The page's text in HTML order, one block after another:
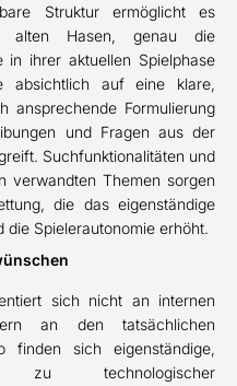
Struktur ermöglicht es
alten Hasen, genau die
ihrer aktuellen Spielphase
absichtlich auf eine klare,
ansprechende Formulierung
und Fragen aus der
Suchfunktionalitäten und
verwandten Themen sorgen
die das eigenständige
Spielerautonomie erhöht.
sich nicht an internen
an den tatsächlichen
finden sich eigenständige,
zu technologischer